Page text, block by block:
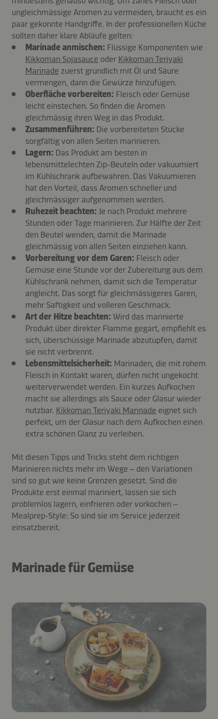
ungleichmässige Aromen zu vermeiden, braucht es ein
paar gekonnte Handgriffe. In der professionellen Küche
sollten daher klare Abläufe gelten:
Marinade anmischen: Flüssige Komponenten wie
Kikkoman Sojasauce oder Kikkoman Teriyaki
Marinade zuerst gründlich mit Öl und Säure
vermengen, dann die Gewürze hinzufügen.
Oberfläche vorbereiten: Fleisch oder Gemüse
leicht einstechen. So finden die Aromen
gleichmässig ihren Weg in das Produkt.
Zusammenführen: Die vorbereiteten Stücke
sorgfältig von allen Seiten marinieren.
Lagern: Das Produkt am besten in
lebensmittelechten Zip-Beuteln oder vakuumiert
im Kühlschrank aufbewahren. Das Vakuumieren
hat den Vorteil, dass Aromen schneller und
gleichmässiger aufgenommen werden.
Ruhezeit beachten: Je nach Produkt mehrere
Stunden oder Tage marinieren. Zur Hälfte der Zeit
den Beutel wenden, damit die Marinade
gleichmässig von allen Seiten einziehen kann.
Vorbereitung vor dem Garen: Fleisch oder
Gemüse eine Stunde vor der Zubereitung aus dem
Kühlschrank nehmen, damit sich die Temperatur
angleicht. Das sorgt für gleichmässigeres Garen,
mehr Saftigkeit und volleren Geschmack.
Art der Hitze beachten: Wird das marinierte
Produkt über direkter Flamme gegart, empfiehlt es
sich, überschüssige Marinade abzutupfen, damit
sie nicht verbrennt.
Lebensmittelsicherheit: Marinaden, die mit rohem
Fleisch in Kontakt waren, dürfen nicht ungekocht
weiterverwendet werden. Ein kurzes Aufkochen
macht sie allerdings als Sauce oder Glasur wieder
nutzbar. Kikkoman Teriyaki Marinade eignet sich
perfekt, um der Glasur nach dem Aufkochen einen
extra schönen Glanz zu verleihen.
Mit diesen Tipps und Tricks steht dem richtigen
Marinieren nichts mehr im Wege – den Variationen
sind so gut wie keine Grenzen gesetzt. Sind die
Produkte erst einmal mariniert, lassen sie sich
problemlos lagern, einfrieren oder vorkochen –
Mealprep-Style: So sind sie im Service jederzeit
einsatzbereit.
Marinade für Gemüse